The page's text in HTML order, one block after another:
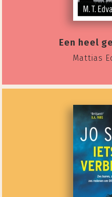
Een heel
Mattias